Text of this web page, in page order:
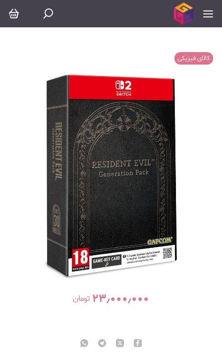
کالای فیزیکی
۲۳٫۰۰۰٫۰۰۰ تومان